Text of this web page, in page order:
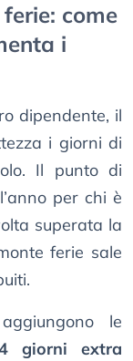
come
i
dipendente, il
i giorni di
Il punto di
per chi è
superata la
ferie sale
le
giorni extra